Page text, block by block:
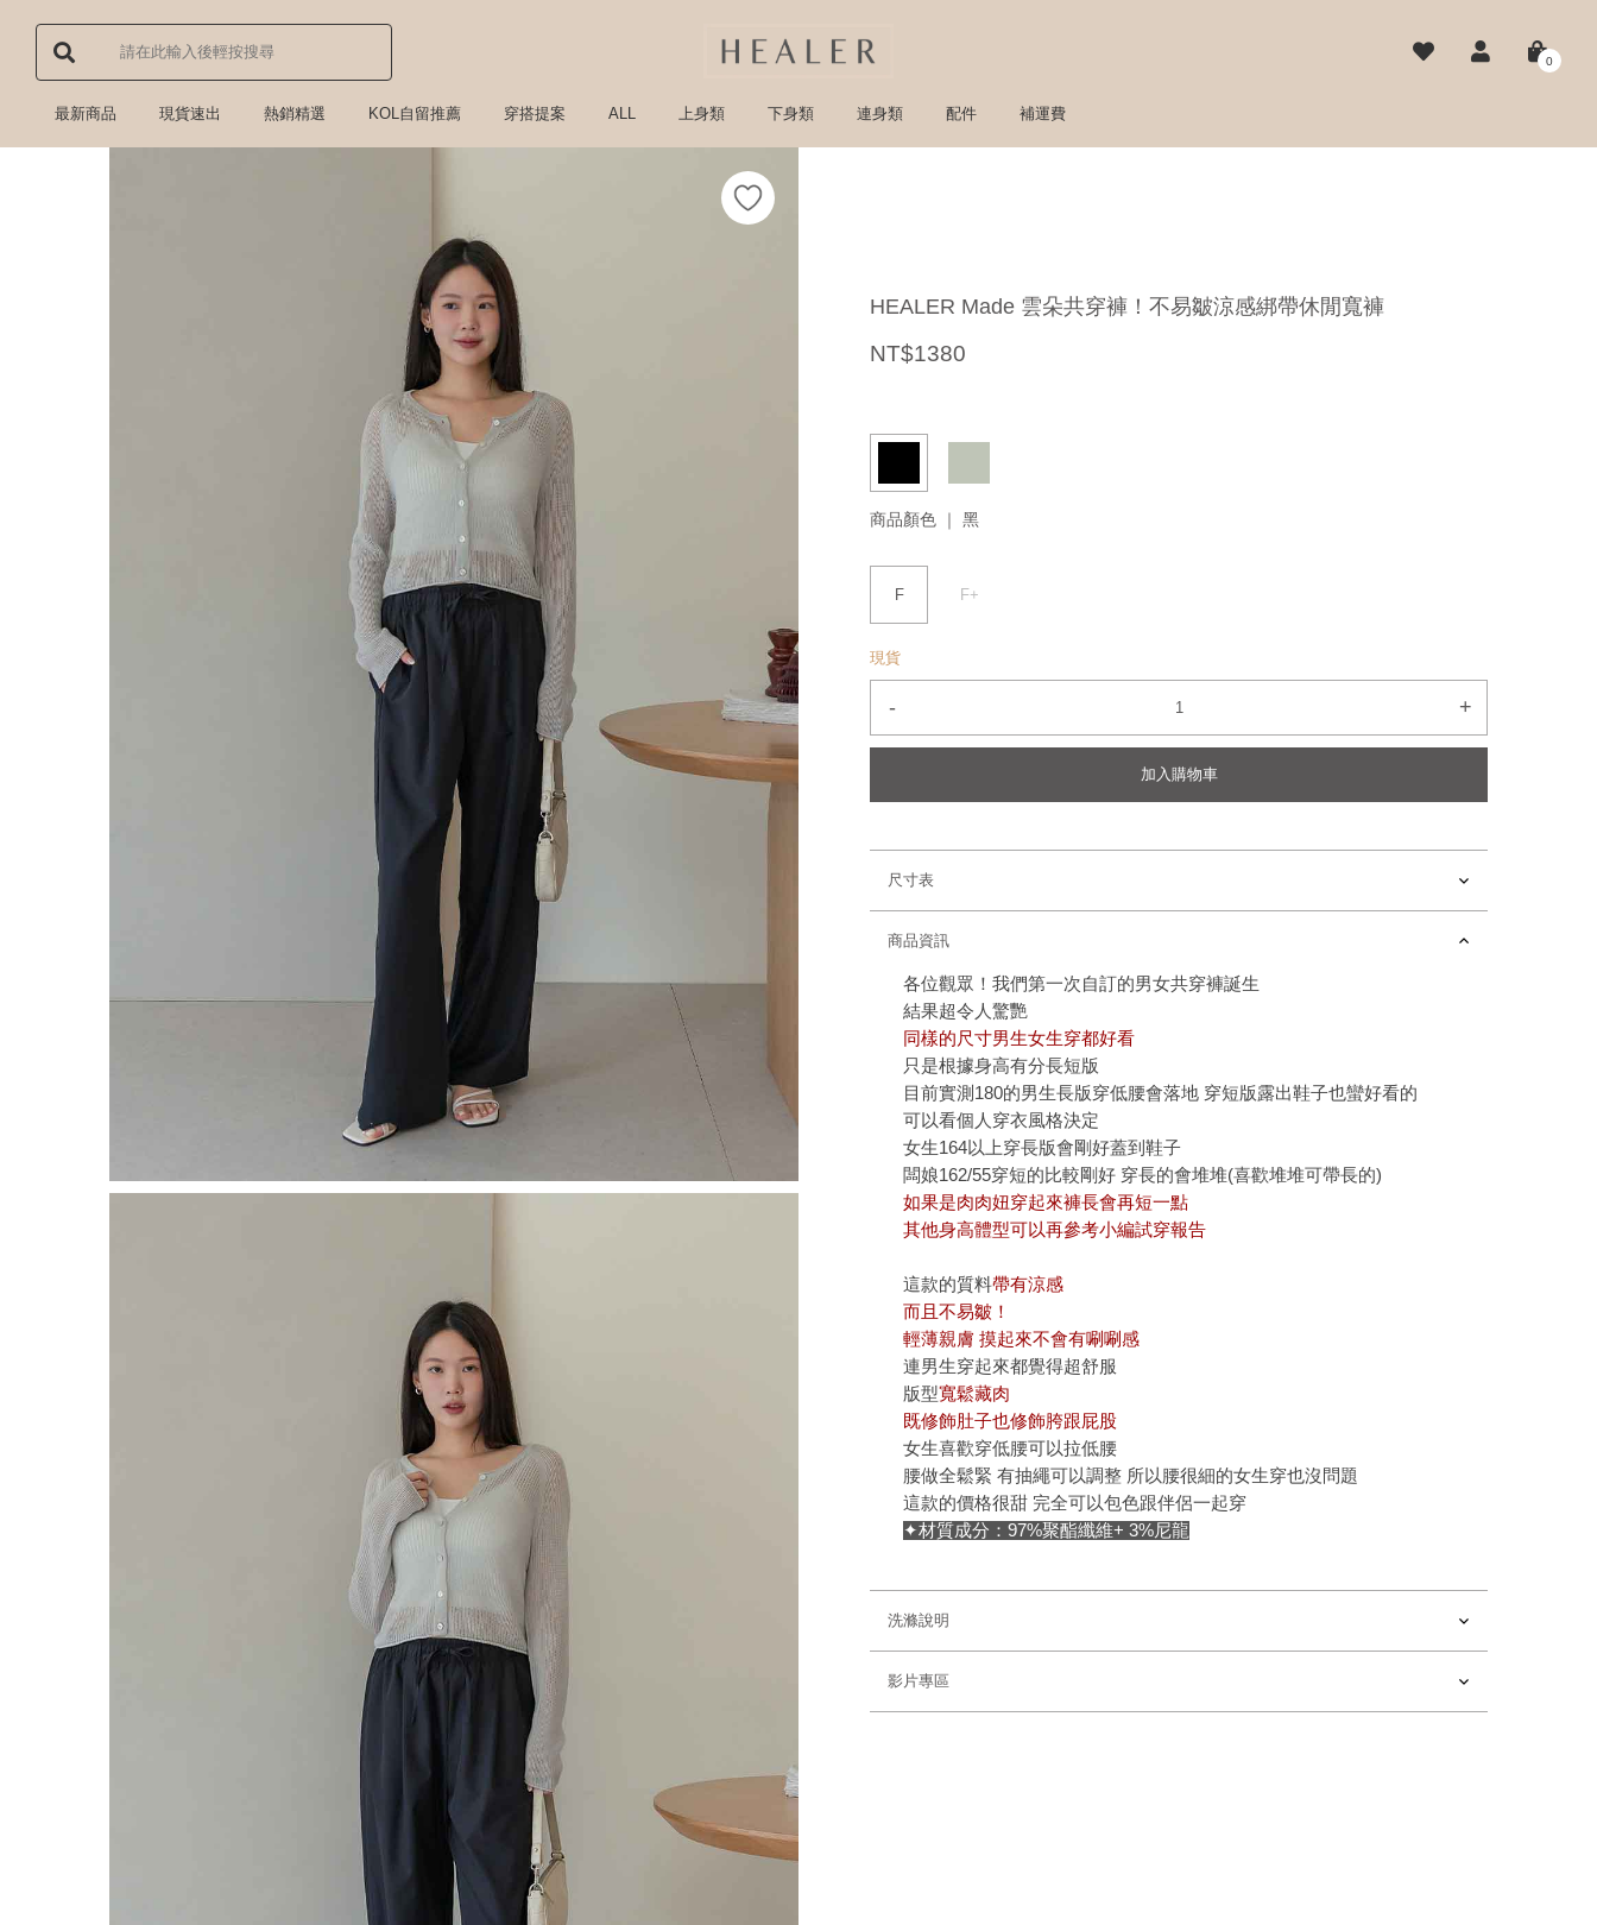
0
最新商品 現貨速出 熱銷精選 KOL自留推薦 穿搭提案 ALL 上身類 下身類 連身類 配件 補運費
HEALER Made 雲朵共穿褲！不易皺涼感綁帶休閒寬褲
NT$1380
商品顏色 ｜ 黑
F F+
現貨
- +
加入購物車
尺寸表
商品資訊
各位觀眾！我們第一次自訂的男女共穿褲誕生
結果超令人驚艷
同樣的尺寸男生女生穿都好看
只是根據身高有分長短版
目前實測180的男生長版穿低腰會落地 穿短版露出鞋子也蠻好看的
可以看個人穿衣風格決定
女生164以上穿長版會剛好蓋到鞋子
闆娘162/55穿短的比較剛好 穿長的會堆堆(喜歡堆堆可帶長的)
如果是肉肉妞穿起來褲長會再短一點
其他身高體型可以再參考小編試穿報告
這款的質料帶有涼感
而且不易皺！
輕薄親膚 摸起來不會有唰唰感
連男生穿起來都覺得超舒服
版型寬鬆藏肉
既修飾肚子也修飾胯跟屁股
女生喜歡穿低腰可以拉低腰
腰做全鬆緊 有抽繩可以調整 所以腰很細的女生穿也沒問題
這款的價格很甜 完全可以包色跟伴侶一起穿
✦材質成分：97%聚酯纖維+ 3%尼龍
洗滌說明
影片專區